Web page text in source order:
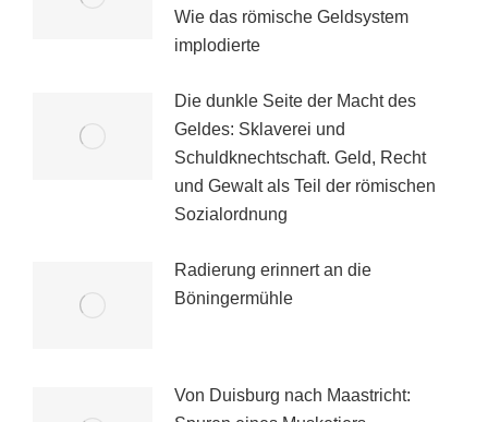
Wie das römische Geldsystem
implodierte
Die dunkle Seite der Macht des
Geldes: Sklaverei und
Schuldknechtschaft. Geld, Recht
und Gewalt als Teil der römischen
Sozialordnung
Radierung erinnert an die
Böningermühle
Von Duisburg nach Maastricht: